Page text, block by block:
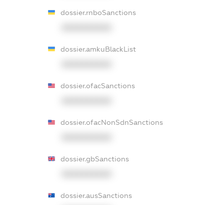
dossier.rnboSanctions
dossier.amkuBlackList
dossier.ofacSanctions
dossier.ofacNonSdnSanctions
dossier.gbSanctions
dossier.ausSanctions